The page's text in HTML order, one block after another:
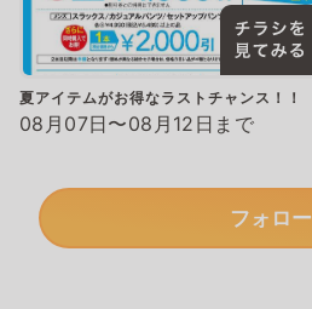
夏アイテムがお得なラストチャンス！！
08月07日〜08月12日まで
フォロー